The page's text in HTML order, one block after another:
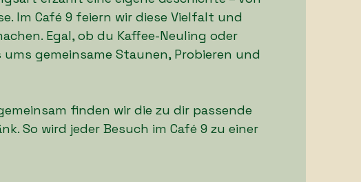
Im Café 9 feiern wir diese Vielfalt und
Egal, ob du Kaffee-Neuling oder
gemeinsame Staunen, Probieren und
finden wir die zu dir passende
So wird jeder Besuch im Café 9 zu einer